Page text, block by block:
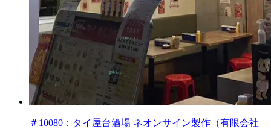
＃10080：タイ屋台酒場 ネオンサイン製作（有限会社